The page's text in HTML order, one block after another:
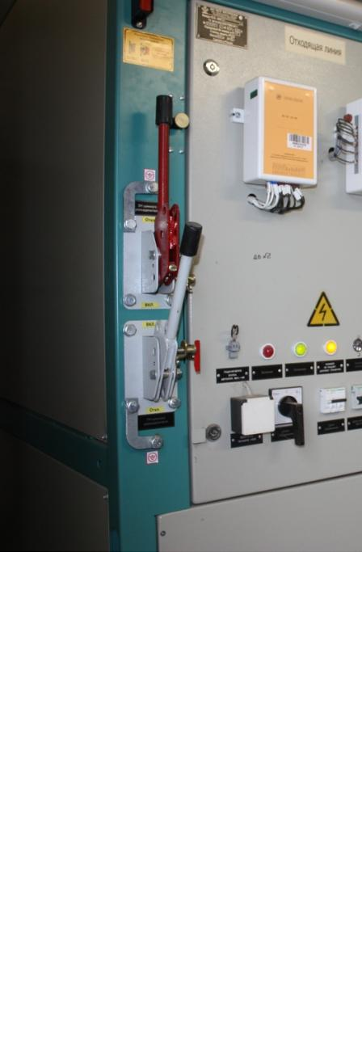
Перейти к основному содержанию